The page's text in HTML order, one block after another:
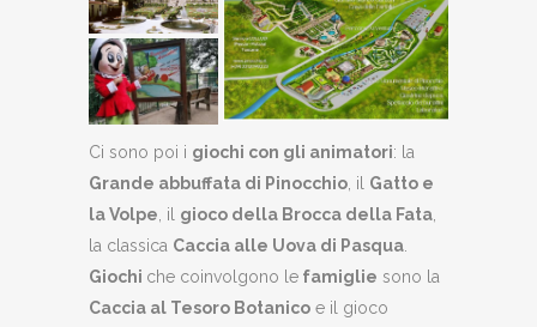
Ci sono poi i giochi con gli animatori: la
Grande abbuffata di Pinocchio, il Gatto e
la Volpe, il gioco della Brocca della Fata,
la classica Caccia alle Uova di Pasqua.
Giochi che coinvolgono le famiglie sono la
Caccia al Tesoro Botanico e il gioco